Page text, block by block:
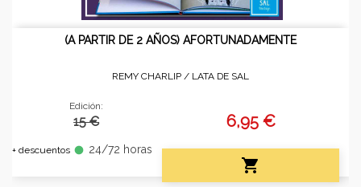
(A PARTIR DE 2 AÑOS) AFORTUNADAMENTE
REMY CHARLIP / LATA DE SAL
Edición:
15 €
+ descuentos fiber_manual_record 24/72 horas
6,95 €
